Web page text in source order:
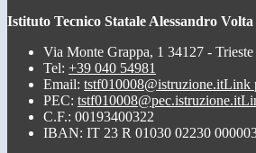
Istituto Tecnico Statale Alessandro Volta
Via Monte Grappa, 1 34127 - Trieste
Tel: +39 040 54981
Email: tstf010008@istruzione.itLink
PEC: tstf010008@pec.istruzione.it
C.F.: 00193400322
IBAN: IT 23 R 01030 02230